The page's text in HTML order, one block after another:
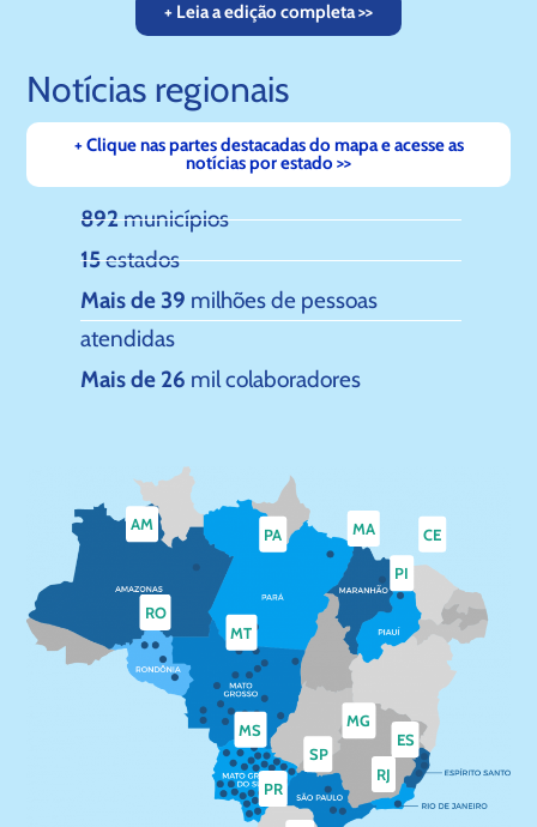
+ Leia a edição completa >>
Notícias regionais
+ Clique nas partes destacadas do mapa e acesse as
notícias por estado >>
892municípios
15estados
Mais de 39 milhões de pessoas
atendidas
Mais de 26 mil colaboradores
MT
RO
AM
PA MA
PI
CE
MS
SP
ES
RJ
MG
PR